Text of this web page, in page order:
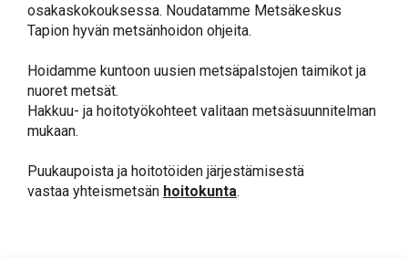
osakaskokouksessa. Noudatamme Metsäkeskus
Tapion hyvän metsänhoidon ohjeita.
Hoidamme kuntoon uusien metsäpalstojen taimikot ja
nuoret metsät.
Hakkuu- ja hoitotyökohteet valitaan metsäsuunnitelman
mukaan.
Puukaupoista ja hoitotöiden järjestämisestä
vastaa yhteismetsän hoitokunta.